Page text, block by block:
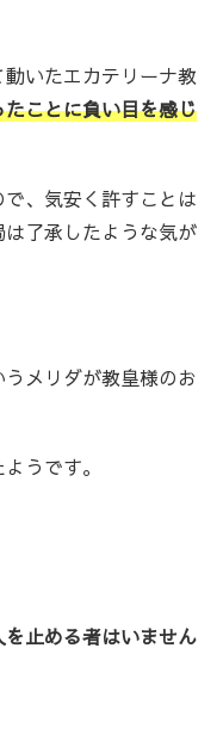
いたエカテリーナ教
ことに負い目を感じ
、気安く許すことは
了承したような気が
メリダが教皇様のお
うです。
止める者はいません